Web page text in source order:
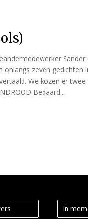
Sander
onlangs zeven gedichten
We kozen er twee
Bedaard...
In